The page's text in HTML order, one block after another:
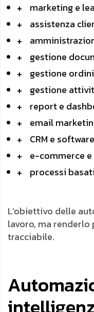
marketing e
assistenza
gestione
gestione
gestione
report e
email
CRM e
e-commerce
processi
L’obiettivo delle
lavoro, ma renderlo
tracciabile.